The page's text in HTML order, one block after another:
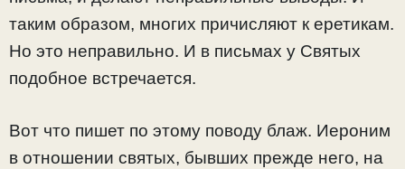
таким образом, многих причисляют к еретикам.
Но это неправильно. И в письмах у Святых
подобное встречается.
Вот что пишет по этому поводу блаж. Иероним
в отношении святых, бывших прежде него, на